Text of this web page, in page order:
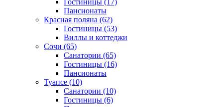
Гостиницы (17)
Пансионаты
Красная поляна (62)
Гостиницы (53)
Виллы и коттеджи
Сочи (65)
Санатории (65)
Гостиницы (16)
Пансионаты
Туапсе (10)
Санатории (10)
Гостиницы (6)